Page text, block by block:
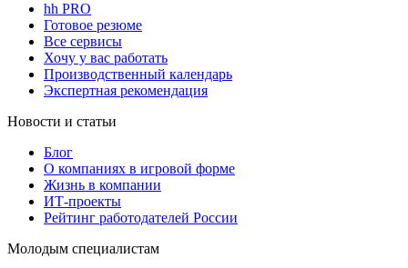
hh PRO
Готовое резюме
Все сервисы
Хочу у вас работать
Производственный календарь
Экспертная рекомендация
Новости и статьи
Блог
О компаниях в игровой форме
Жизнь в компании
ИТ-проекты
Рейтинг работодателей России
Молодым специалистам